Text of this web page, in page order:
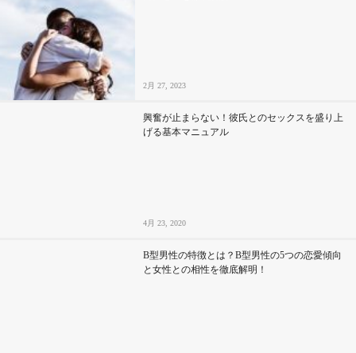
2月 27, 2023
興奮が止まらない！彼氏とのセックスを盛り上
げる基本マニュアル
4月 23, 2020
B型男性の特徴とは？B型男性の5つの恋愛傾向
と女性との相性を徹底解明！